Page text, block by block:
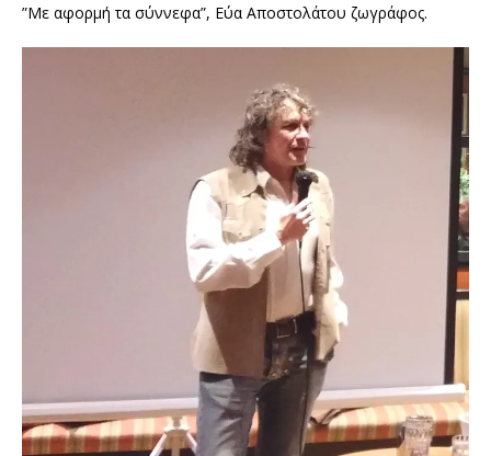
”Με αφορμή τα σύννεφα”, Εύα Αποστολάτου ζωγράφος.